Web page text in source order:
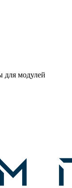
для модулей